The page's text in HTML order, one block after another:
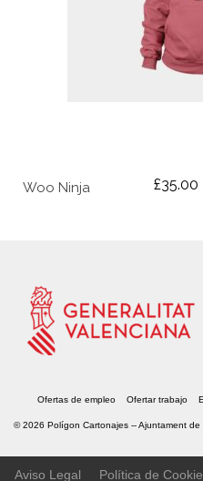
Woo Ninja £35.00
AÑADIR
Ofertas de empleo Ofertar trabajo
© 2026 Polígon Cartonajes --Ajuntament de
Aviso Legal Política de